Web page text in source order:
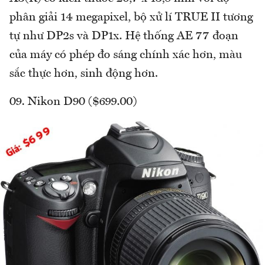
phân giải 14 megapixel, bộ xử lí TRUE II tương
tự như DP2s và DP1x. Hệ thống AE 77 đoạn
của máy có phép đo sáng chính xác hơn, màu
sắc thực hơn, sinh động hơn.
09. Nikon D90 ($699.00)